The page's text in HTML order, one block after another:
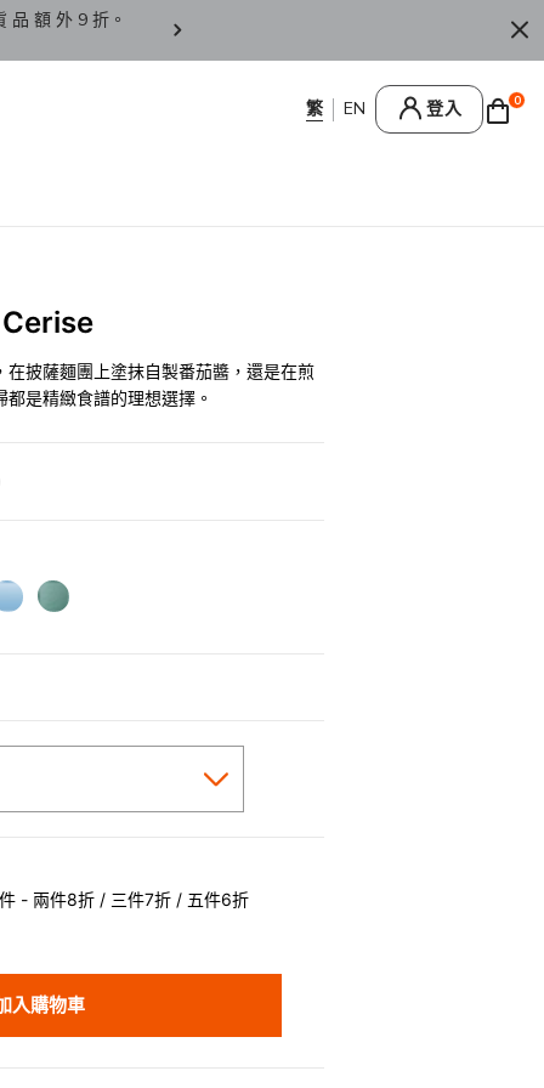
品 額 外 9 折。 香 港 / 澳 門 訂 單 滿
登入 0
披薩麵團上塗抹自製番茄醬，還是在煎
是精緻食譜的理想選擇。
- 兩件8折 / 三件7折 / 五件6折
入購物車